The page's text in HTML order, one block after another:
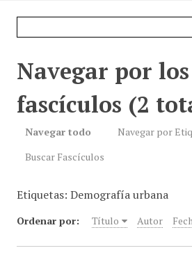
Navegar por los
fascículos (2
Navegar todo
Navegar por
Buscar Fascículos
Etiquetas: Demografía urbana
Ordenar por: Título Autor